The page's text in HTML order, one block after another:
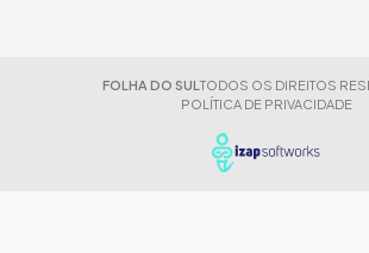
FOLHA DO SUL TODOS OS DIREITOS
POLÍTICA DE PRIVACIDADE